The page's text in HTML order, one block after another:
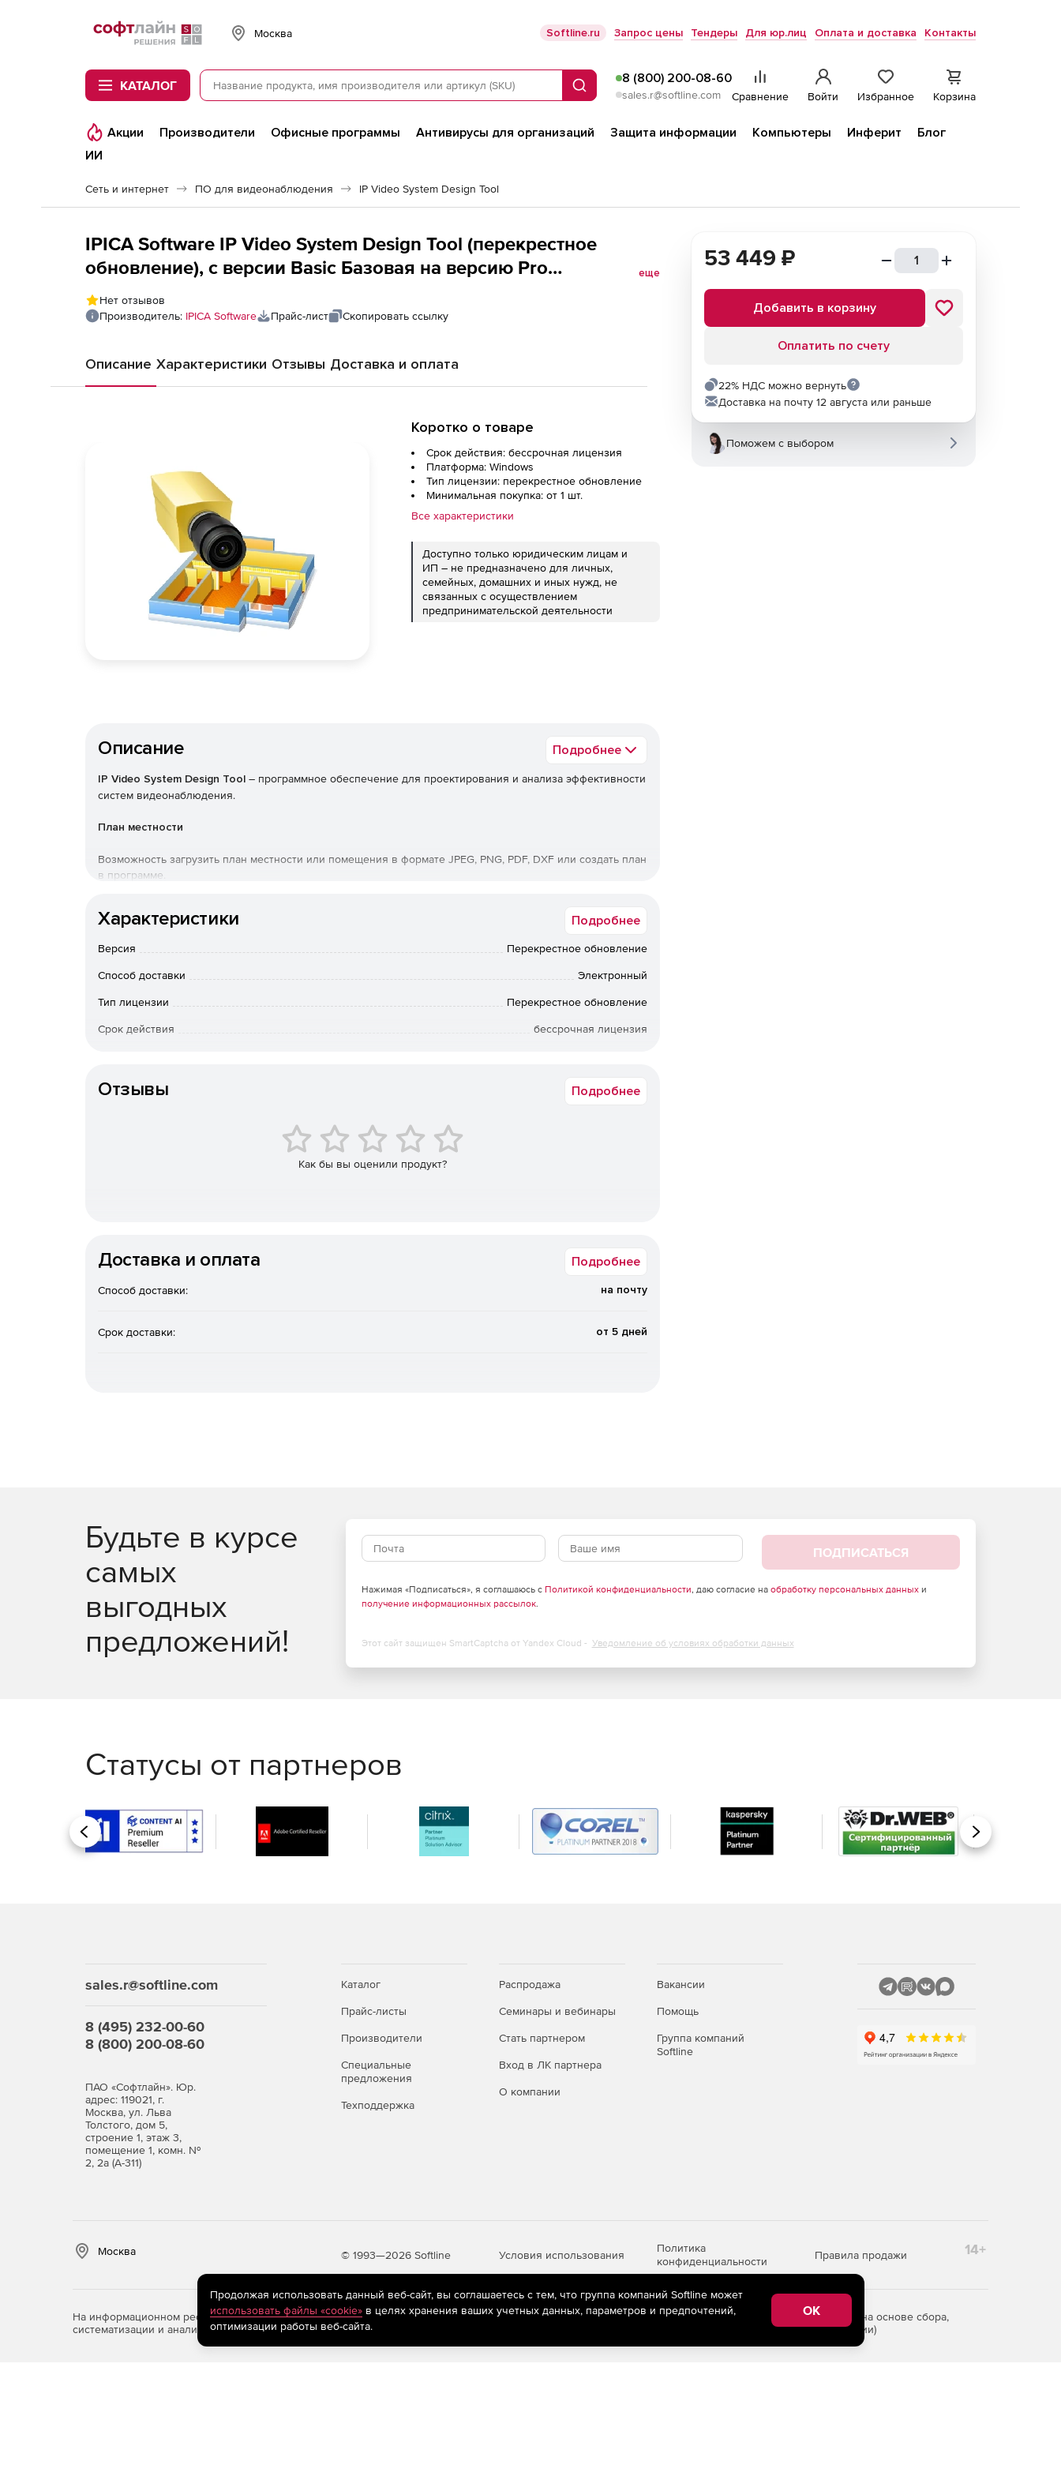
Softline
Москва Softline.ru Запрос цены Тендеры Для юр.лиц Оплата и доставка Контакты
КАТАЛОГ Поиск
8 (800) 200-08-60
sales.r@softline.com Сравнение Войти Избранное Корзина
Акции Производители Офисные программы Антивирусы для организаций Защита информации Компьютеры Инферит
Блог
ИИ
Сеть и интернет ПО для видеонаблюдения IP Video System Design Tool
IPICA Software IP Video System Design Tool (перекрестное
обновление), с версии Basic Базовая на версию Pro
Профессиональная
еще
Нет отзывов
Производитель: IPICA Software Прайс-лист Скопировать ссылку
Описание Характеристики Отзывы Доставка и оплата
Коротко о товаре
Срок действия: бессрочная лицензия
Платформа: Windows
Тип лицензии: перекрестное обновление
Минимальная покупка: от 1 шт.
Все характеристики
Доступно только юридическим лицам и
ИП – не предназначено для личных,
семейных, домашних и иных нужд, не
связанных с осуществлением
предпринимательской деятельности
Описание Подробнее
IP Video System Design Tool – программное обеспечение для проектирования и анализа эффективности
систем видеонаблюдения.
План местности
Возможность загрузить план местности или помещения в формате JPEG, PNG, PDF, DXF или создать план
в программе.
транспорта, мебели, деревьев.
пикселей.
Позволяет за секунды моделировать различные сценарии расстановки камер и прокладки кабелей.
Идентификация слепых зон, поиск оптимального расположения камер и подборка видеокамер из базы
Характеристики Подробнее
Версия Перекрестное обновление
Способ доставки Электронный
Тип лицензии Перекрестное обновление
Срок действия бессрочная лицензия
Отзывы Подробнее
Как бы вы оценили продукт?
Доставка и оплата Подробнее
Способ доставки: на почту
Срок доставки: от 5 дней
53 449 ₽
Добавить в корзину
Оплатить по счету
22% НДС можно вернуть
Доставка на почту 12 августа или раньше
Поможем с выбором
Будьте в курсе
самых
выгодных
предложений!
ПОДПИСАТЬСЯ
Нажимая «Подписаться», я соглашаюсь с Политикой конфиденциальности, даю согласие на обработку персональных данныхи
получение информационных рассылок.
Этот сайт защищен SmartCaptcha от Yandex Cloud - Уведомление об условиях обработки данных
Статусы от партнеров
Назад Вперед
sales.r@softline.com
8 (495) 232-00-60
8 (800) 200-08-60
ПАО «Софтлайн». Юр.
адрес: 119021, г.
Москва, ул. Льва
Толстого, дом 5,
строение 1, этаж 3,
помещение 1, комн. №
2, 2а (А-311)
Каталог
Прайс-листы
Производители
Специальные
предложения
Техподдержка
Распродажа
Семинары и вебинары
Стать партнером
Вход в ЛК партнера
О компании
Вакансии
Помощь
Группа компаний
Softline
Москва © 1993—2026 Softline Условия использования
Политика
конфиденциальности
Правила продажи 14+
На информационном ресурсе store.softline.ru применяютсярекомендательные технологии (информационные технологии предоставления информации на основе сбора,
систематизации и анализа сведений, относящихся к предпочтениям пользователей сети «Интернет», находящихся на территории Российской Федерации)
Продолжая использовать данный веб-сайт, вы соглашаетесь с тем, что группа компаний Softline может
использовать файлы «cookie»в целях хранения ваших учетных данных, параметров и предпочтений,
оптимизации работы веб-сайта.
OK